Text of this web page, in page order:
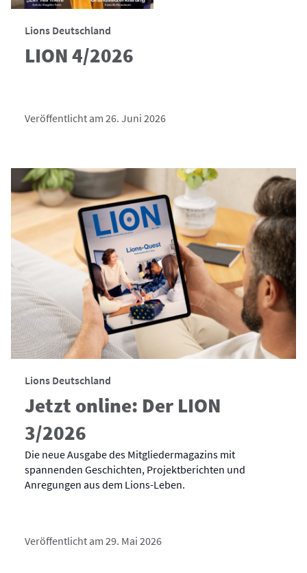
Lions Deutschland
LION 4/2026
Veröffentlicht am 26. Juni 2026
Lions Deutschland
Jetzt online: Der LION
3/2026
Die neue Ausgabe des Mitgliedermagazins mit
spannenden Geschichten, Projektberichten und
Anregungen aus dem Lions-Leben.
Veröffentlicht am 29. Mai 2026